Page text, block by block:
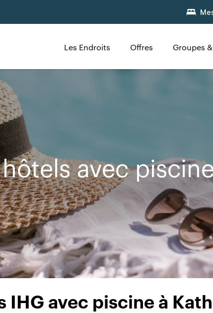
Les Endroits Offres Groupes
avec
IHG avec piscine à